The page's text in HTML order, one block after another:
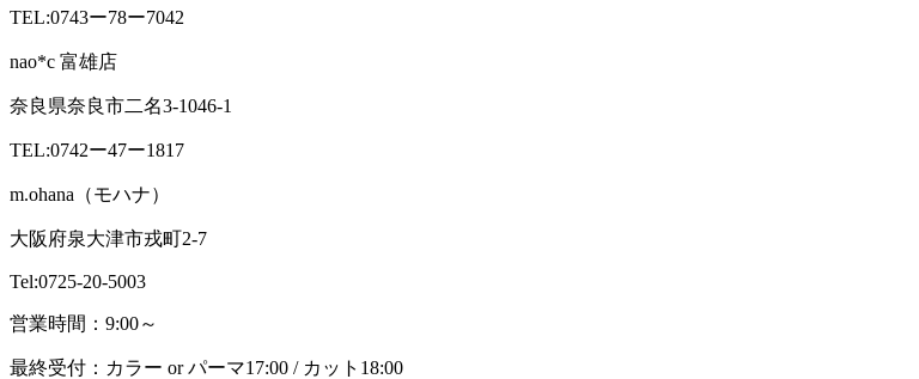
TEL:0743ー78ー7042
nao*c 富雄店
奈良県奈良市二名3-1046-1
TEL:0742ー47ー1817
m.ohana（モハナ）
大阪府泉大津市戎町2-7
Tel:0725-20-5003
営業時間：9:00～
最終受付：カラー or パーマ17:00 / カット18:00